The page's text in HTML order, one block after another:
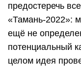
предостеречь
«Тамань-2022»:
ещё не
потенциальный
целом идея